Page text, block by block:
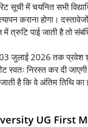
सूची में चयनित सभी
कराना होगा। दस्तावेजों
पाई जाती है तो
जुलाई 2026 तक प्रवेश
निरस्त कर दी
जाती है कि वे अंतिम तिथि
UG First